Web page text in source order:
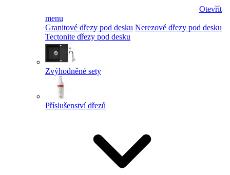
Otevřít
menu
Granitové dřezy pod desku Nerezové dřezy pod desku
Tectonite dřezy pod desku
Zvýhodněné sety
Příslušenství dřezů